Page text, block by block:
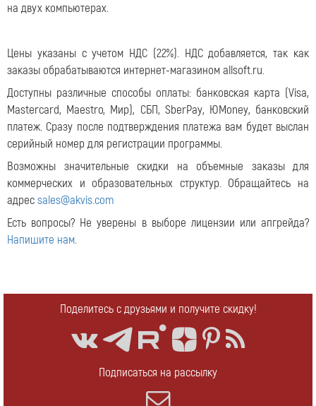
на двух компьютерах.
Цены указаны с учетом НДС (22%). НДС добавляется, так как
заказы обрабатываются интернет-магазином allsoft.ru.
Доступны различные способы оплаты: банковская карта (Visa,
Mastercard, Maestro, Мир), СБП, SberPay, ЮMoney, банковский
платеж. Сразу после подтверждения платежа вам будет выслан
серийный номер для регистрации программы.
Возможны значительные скидки на объемные заказы для
коммерческих и образовательных структур. Обращайтесь на
адресsales@akvis.com
Есть вопросы? Не уверены в выборе лицензии или апгрейда?
Напишите нам.
Поделитесь с друзьями и получите скидку!
Подписаться на рассылку